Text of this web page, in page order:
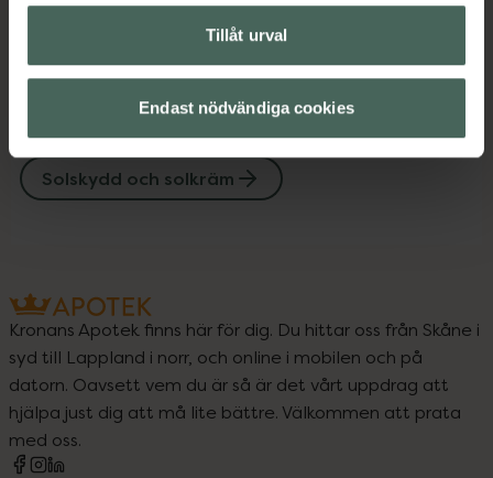
Tillåt urval
Endast nödvändiga cookies
Upptäck flera produkter inom
Dermatologisk hudvård
Solskydd för ansikte
Solskydd och solkräm
Kronans Apotek finns här för dig. Du hittar oss från Skåne i
syd till Lappland i norr, och online i mobilen och på
datorn. Oavsett vem du är så är det vårt uppdrag att
hjälpa just dig att må lite bättre. Välkommen att prata
med oss.